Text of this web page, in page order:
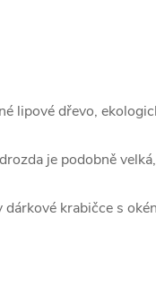
lipové dřevo,
je podobně
dárkové krabičce s